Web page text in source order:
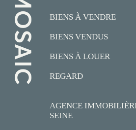
BIENS À VENDRE
BIENS VENDUS
BIENS À LOUER
REGARD
AGENCE
SEINE